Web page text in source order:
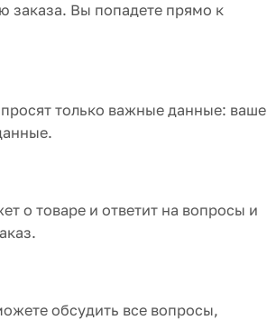
заказа. Вы попадете прямо к
только важные данные: ваше
о товаре и ответит на вопросы и
обсудить все вопросы,